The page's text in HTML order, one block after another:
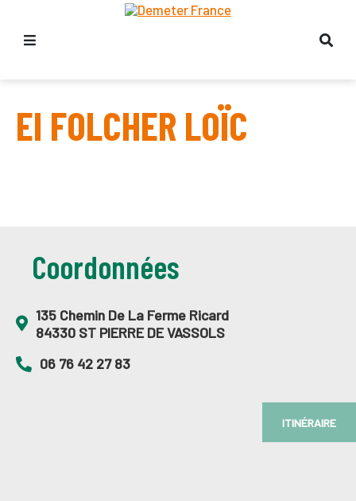
EI FOLCHER LOÏC
Coordonnées
135 Chemin De La Ferme Ricard
84330 ST PIERRE DE VASSOLS
06 76 42 27 83
ITINÉRAIRE